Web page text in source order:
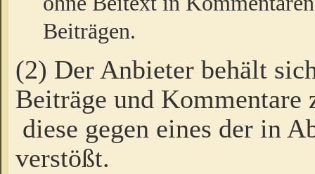
Beiträgen.
(2) Der Anbieter behält
Beiträge und Kommentare
diese gegen eines der in
verstößt.